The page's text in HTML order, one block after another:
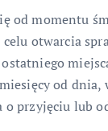
od momentu
otwarcia
od
o przyjęciu lub